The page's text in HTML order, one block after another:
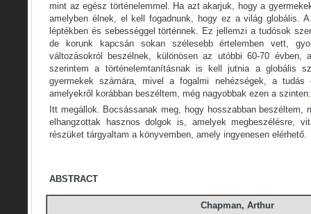
mint az egész történelemmel. Ha azt akarjuk, hogy a
amelyben élnek, el kell fogadnunk, hogy ez a világ globális.
léptékben és sebességgel történnek. Ez jellemzi a tudósok
de korunk kapcsán sokan szélesebb értelemben vett,
változásokról beszélnek, különösen az utóbbi 60-70 évben,
szerintem a történelemtanításnak is kell jutnia a globális
gyermekek számára, mivel a fogalmi nehézségek, a tudás
amelyekről korábban beszéltem, még nagyobbak ezen a szinten.
Itt megállok. Bocsássanak meg, hogy hosszabban beszéltem,
elhangzottak hasznos dolgok is, amelyek megbeszélésre,
részüket tárgyaltam a könyvemben, amely ingyenesen elérhető.
ABSTRACT
Chapman, Arthur